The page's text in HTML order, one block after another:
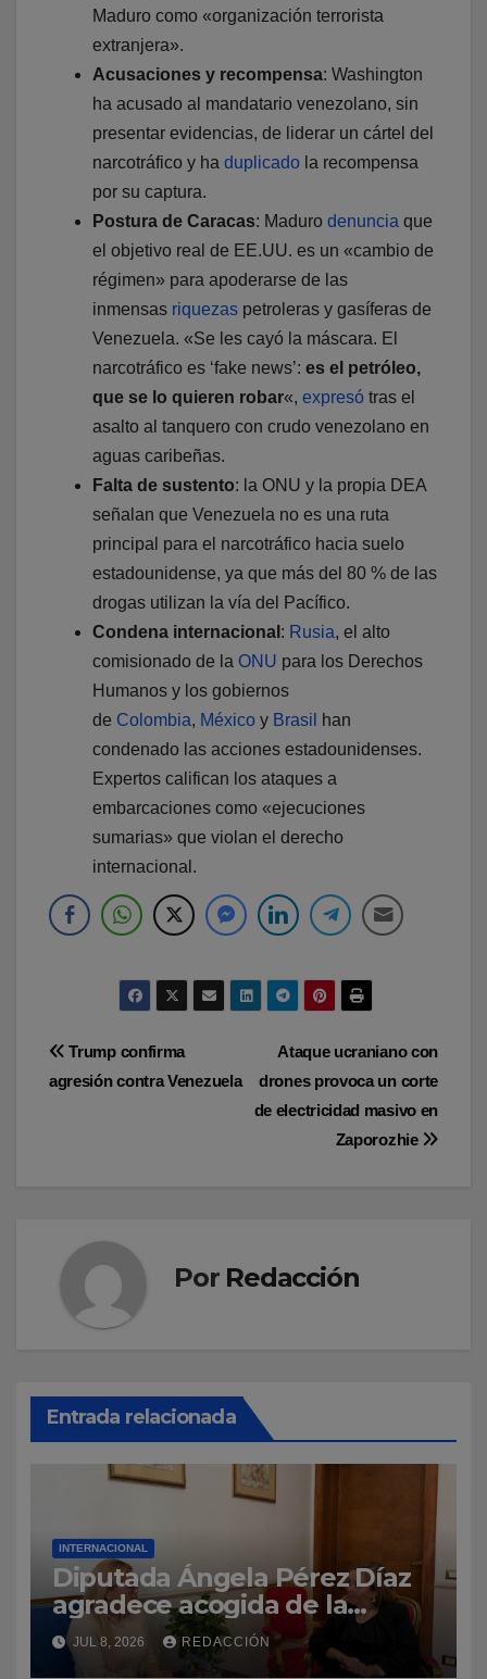
Maduro como «organización terrorista
extranjera».
Acusaciones y recompensa: Washington
ha acusado al mandatario venezolano, sin
presentar evidencias, de liderar un cártel del
narcotráfico y ha duplicado la recompensa
por su captura.
Postura de Caracas: Maduro denuncia que
el objetivo real de EE.UU. es un «cambio de
régimen» para apoderarse de las
inmensas riquezas petroleras y gasíferas de
Venezuela. «Se les cayó la máscara. El
narcotráfico es ‘fake news’: es el petróleo,
que se lo quieren robar«, expresó tras el
asalto al tanquero con crudo venezolano en
aguas caribeñas.
Falta de sustento: la ONU y la propia DEA
señalan que Venezuela no es una ruta
principal para el narcotráfico hacia suelo
estadounidense, ya que más del 80 % de las
drogas utilizan la vía del Pacífico.
Condena internacional : Rusia, el alto
comisionado de la ONU para los Derechos
Humanos y los gobiernos
de Colombia, México y Brasil
han
condenado las acciones estadounidenses.
Expertos califican los ataques a
embarcaciones como «ejecuciones
sumarias» que violan el derecho
internacional.
Navegación
de
Ataque ucraniano con
drones provoca un corte
de electricidad masivo en
Zaporozhie
Trump confirma
agresión contra Venezuela
Por Redacción
Entrada relacionada
INTERNACIONAL
Diputada Ángela Pérez Díaz
agradece acogida de la
Embajada Dominicana ante la
Santa Sede durante visita
JUL 8, 2026 REDACCIÓN